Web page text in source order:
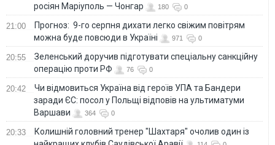
росіян Маріуполь — Чонгар
180 0
21:00
Прогноз: 9-го серпня дихати легко свіжим повітрям
можна буде повсюди в Україні
971 0
20:55
Зеленський доручив підготувати спеціальну санкційну
операцію проти РФ
76 0
20:42
Чи відмовиться Україна від героїв УПА та Бандери
заради ЄС: посол у Польщі відповів на ультиматуми
Варшави
364 0
20:33
Колишній головний тренер "Шахтаря" очолив один із